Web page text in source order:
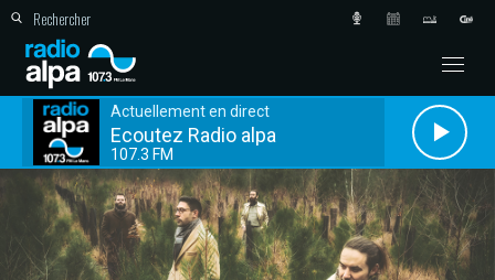
Actuellement en direct
Ecoutez Radio alpa
107.3 FM